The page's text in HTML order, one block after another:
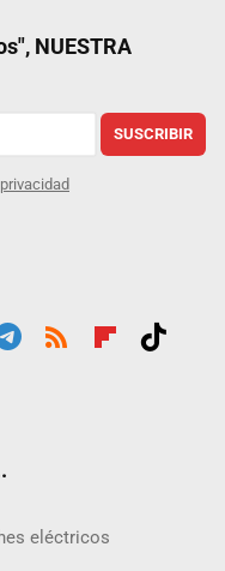
NUESTRA
SUSCRIBIR
eléctricos